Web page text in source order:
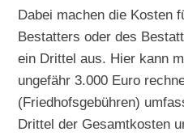
Dabei machen die Kosten
Bestatters oder des
ein Drittel aus. Hier kann
ungefähr 3.000 Euro
(Friedhofsgebühren)
Drittel der Gesamtkosten